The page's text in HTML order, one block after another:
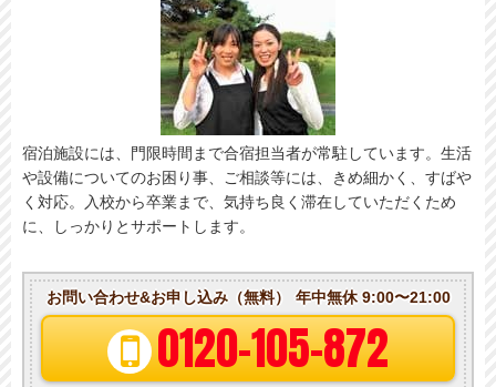
宿泊施設には、門限時間まで合宿担当者が常駐しています。生活
や設備についてのお困り事、ご相談等には、きめ細かく、すばや
く対応。入校から卒業まで、気持ち良く滞在していただくため
に、しっかりとサポートします。
お問い合わせ&お申し込み（無料） 年中無休 9:00〜21:00
0120-105-872